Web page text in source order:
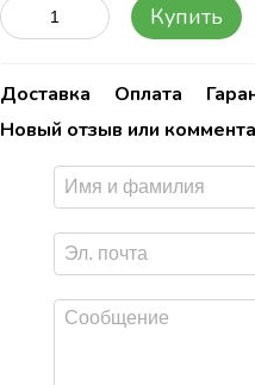
Купить
Доставка Оплата
Новый отзыв или